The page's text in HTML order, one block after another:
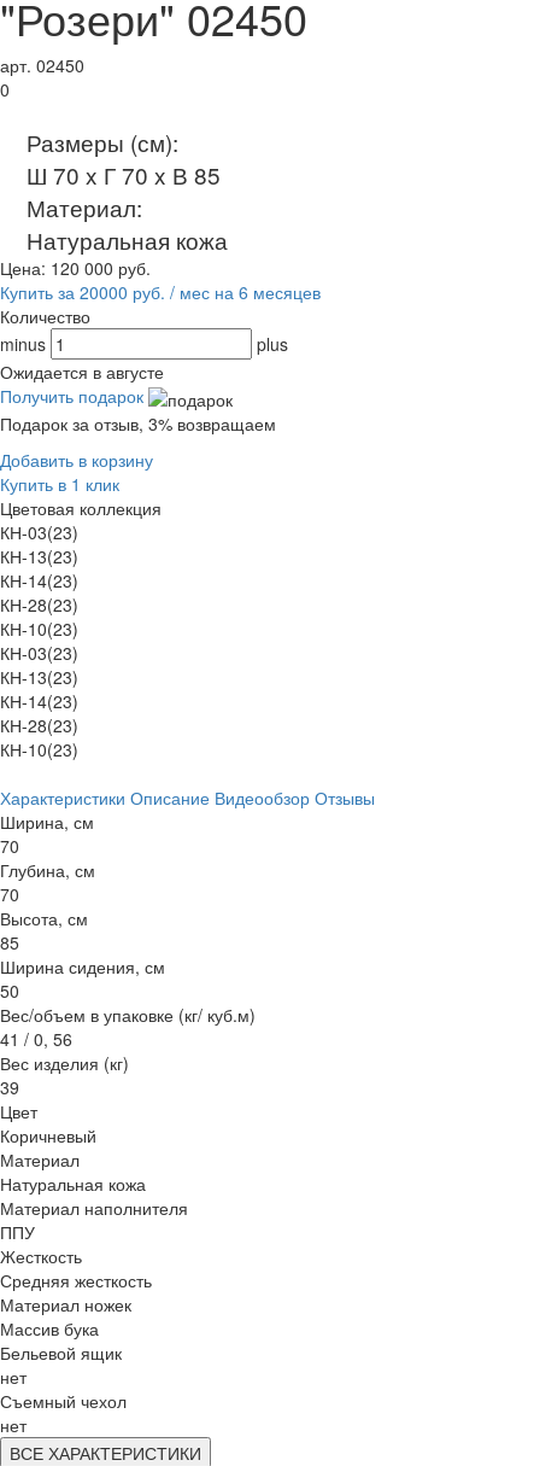
"Розери" 02450
арт. 02450
0
Размеры (см):
Ш 70 x Г 70 x В 85
Материал:
Натуральная кожа
Цена: 120 000 руб.
Купить за 20000 руб. / мес на 6 месяцев
Количество
minus
plus
Ожидается в августе
Получить подарок
Подарок за отзыв, 3% возвращаем
Добавить в корзину
Купить в 1 клик
Цветовая коллекция
КН-03(23)
КН-13(23)
КН-14(23)
КН-28(23)
КН-10(23)
КН-03(23)
КН-13(23)
КН-14(23)
КН-28(23)
КН-10(23)
Характеристики Описание Видеообзор Отзывы
Ширина, см
70
Глубина, см
70
Высота, см
85
Ширина сидения, см
50
Вес/объем в упаковке (кг/ куб.м)
41 / 0, 56
Вес изделия (кг)
39
Цвет
Коричневый
Материал
Натуральная кожа
Материал наполнителя
ППУ
Жесткость
Средняя жесткость
Материал ножек
Массив бука
Бельевой ящик
нет
Съемный чехол
нет
ВСЕ ХАРАКТЕРИСТИКИ